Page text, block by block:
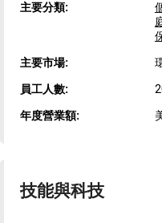
主要分類:
主要市場:
員工人數:
年度營業額:
技能與科技